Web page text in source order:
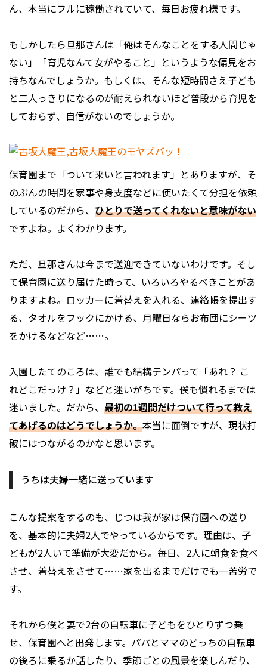
ん、本当にフルに稼働されていて、毎日お疲れ様です。
もしかしたら旦那さんは「俺はそんなことをする人間じゃ
ない」「育児なんて女がやること」というような偏見をお
持ちなんでしょうか。もしくは、そんな短時間さえ子ども
と二人っきりになるのが耐えられないほど普段から育児を
しておらず、自信がないのでしょうか。
保育園まで「ついて来いと言われます」とありますが、そ
のぶんの時間を家事や身支度などに使いたくて分担を依頼
しているのだから、 ひとりで送ってくれないと意味がない
ですよね。よくわかります。
ただ、旦那さんは今まで送迎できていないわけです。そし
て保育園に送り届けた時って、いろいろやるべきことがあ
りますよね。ロッカーに着替えを入れる、連絡帳を提出す
る、タオルをフックにかける、月曜日ならお布団にシーツ
をかけるなどなど……。
入園したてのころは、誰でも結構テンパって「あれ？ こ
れどこだっけ？」などと迷いがちです。僕も慣れるまでは
迷いました。だから、 最初の1週間だけついて行って教え
てあげるのはどうでしょうか。本当に面倒ですが、現状打
破にはつながるのかなと思います。
うちは夫婦一緒に送っています
こんな提案をするのも、じつは我が家は保育園への送り
を、基本的に夫婦2人でやっているからです。理由は、子
どもが2人いて準備が大変だから。毎日、2人に朝食を食べ
させ、着替えをさせて……家を出るまでだけでも一苦労で
す。
それから僕と妻で2台の自転車に子どもをひとりずつ乗
せ、保育園へと出発します。パパとママのどっちの自転車
の後ろに乗るか話したり、季節ごとの風景を楽しんだり、